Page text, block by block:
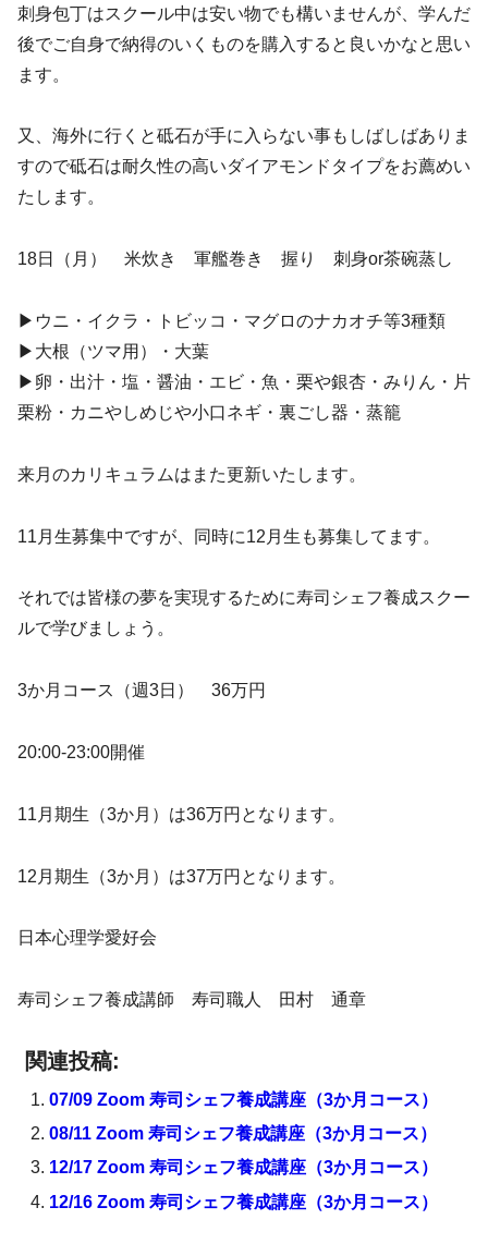
刺身包丁はスクール中は安い物でも構いませんが、学んだ
後でご自身で納得のいくものを購入すると良いかなと思い
ます。
又、海外に行くと砥石が手に入らない事もしばしばありま
すので砥石は耐久性の高いダイアモンドタイプをお薦めい
たします。
18日（月） 米炊き 軍艦巻き 握り 刺身or茶碗蒸し
▶︎ウニ・イクラ・トビッコ・マグロのナカオチ等3種類
▶︎大根（ツマ用）・大葉
▶︎卵・出汁・塩・醤油・エビ・魚・栗や銀杏・みりん・片
栗粉・カニやしめじや小口ネギ・裏ごし器・蒸籠
来月のカリキュラムはまた更新いたします。
11月生募集中ですが、同時に12月生も募集してます。
それでは皆様の夢を実現するために寿司シェフ養成スクー
ルで学びましょう。
3か月コース（週3日） 36万円
20:00-23:00開催
11月期生（3か月）は36万円となります。
12月期生（3か月）は37万円となります。
日本心理学愛好会
寿司シェフ養成講師 寿司職人 田村 通章
関連投稿:
07/09 Zoom 寿司シェフ養成講座（3か月コース）
08/11 Zoom 寿司シェフ養成講座（3か月コース）
12/17 Zoom 寿司シェフ養成講座（3か月コース）
12/16 Zoom 寿司シェフ養成講座（3か月コース）